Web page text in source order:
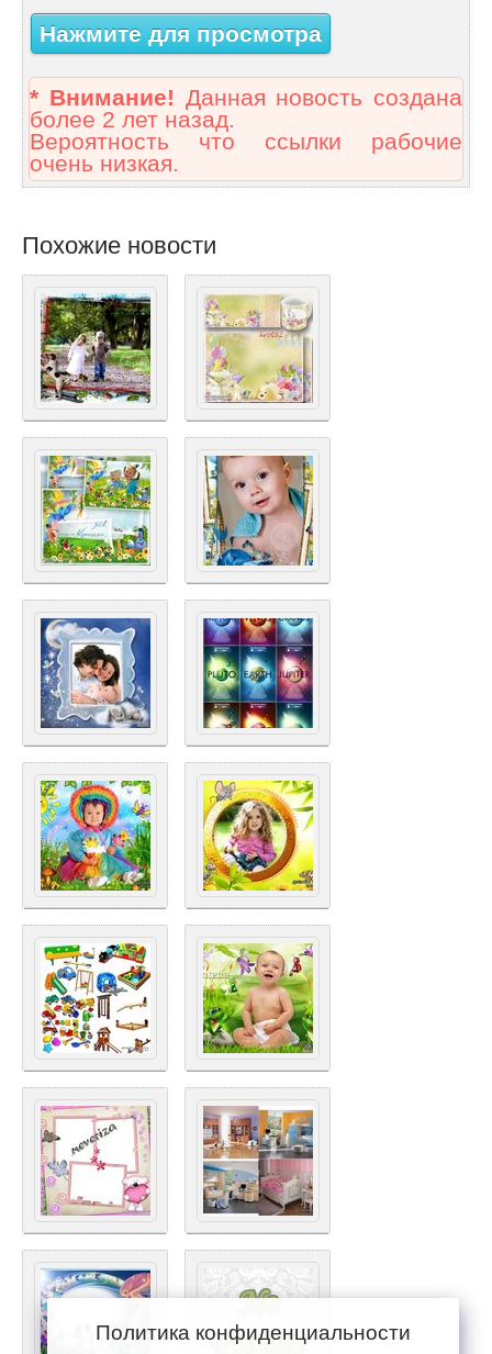
Нажмите для просмотра
* Внимание! Данная новость создана
более 2 лет назад.
Вероятность что ссылки рабочие
очень низкая.
Похожие новости
Политика конфиденциальности